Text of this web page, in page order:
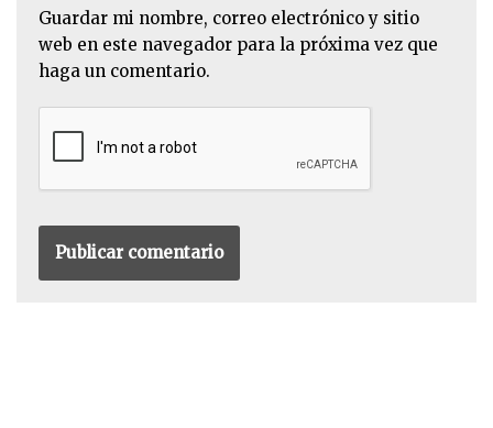
Guardar mi nombre, correo electrónico y sitio
web en este navegador para la próxima vez que
haga un comentario.